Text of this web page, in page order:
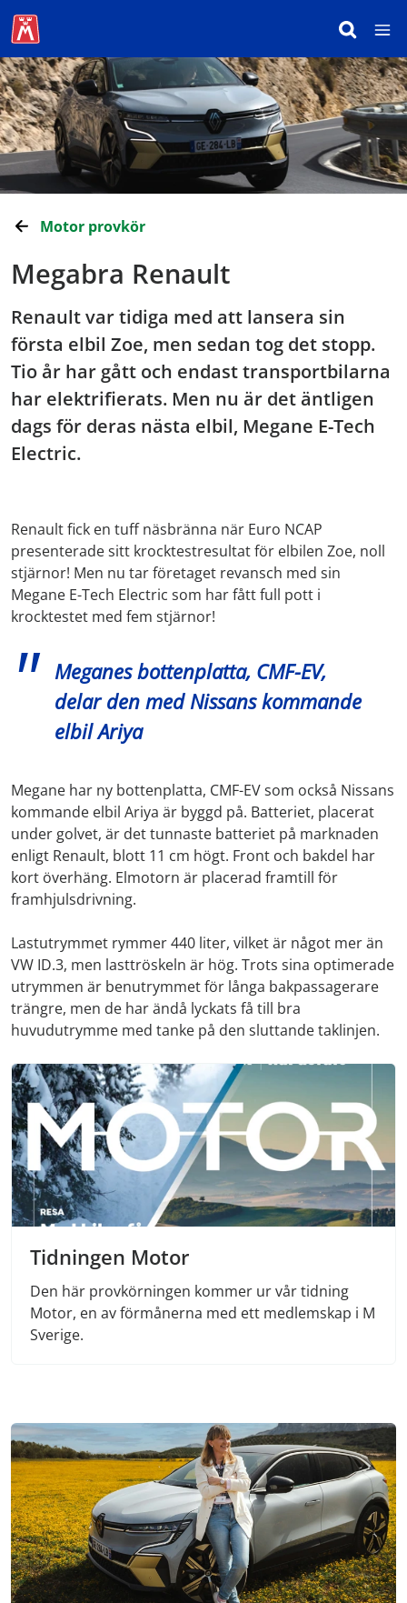
Motor provkör
Megabra Renault
Renault var tidiga med att lansera sin
första elbil Zoe, men sedan tog det stopp.
Tio år har gått och endast transportbilarna
har elektrifierats. Men nu är det äntligen
dags för deras nästa elbil, Megane E-Tech
Electric.
Renault fick en tuff näsbränna när Euro NCAP
presenterade sitt krocktestresultat för elbilen Zoe, noll
stjärnor! Men nu tar företaget revansch med sin
Megane E-Tech Electric som har fått full pott i
krocktestet med fem stjärnor!
Meganes bottenplatta, CMF-EV,
delar den med Nissans kommande
elbil Ariya
Megane har ny bottenplatta, CMF-EV som också Nissans
kommande elbil Ariya är byggd på. Batteriet, placerat
under golvet, är det tunnaste batteriet på marknaden
enligt Renault, blott 11 cm högt. Front och bakdel har
kort överhäng. Elmotorn är placerad framtill för
framhjulsdrivning.
Lastutrymmet rymmer 440 liter, vilket är något mer än
VW ID.3, men lasttröskeln är hög. Trots sina optimerade
utrymmen är benutrymmet för långa bakpassagerare
trängre, men de har ändå lyckats få till bra
huvudutrymme med tanke på den sluttande taklinjen.
Tidningen Motor
Den här provkörningen kommer ur vår tidning
Motor, en av förmånerna med ett medlemskap i M
Sverige.